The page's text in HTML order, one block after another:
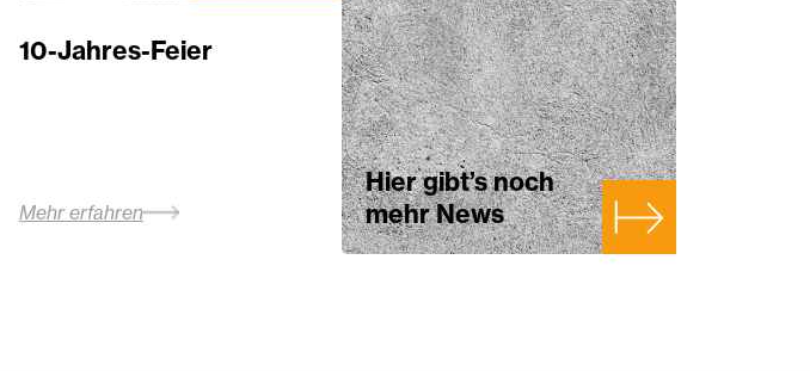
10-Jahres-Feier
Mehr erfahren
Hier gibt’s noch
mehr News